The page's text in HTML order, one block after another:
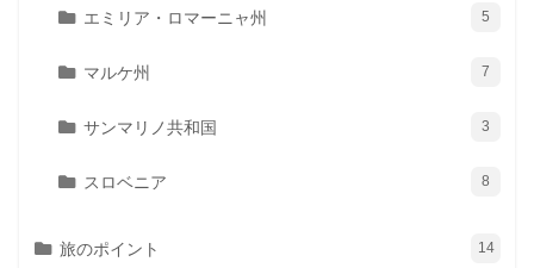
エミリア・ロマーニャ州 5
マルケ州 7
サンマリノ共和国 3
スロベニア 8
旅のポイント 14